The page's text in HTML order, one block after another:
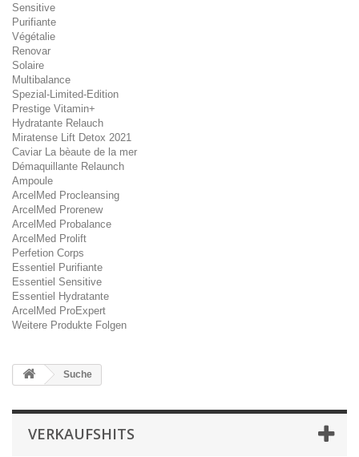
Sensitive
Purifiante
Végétalie
Renovar
Solaire
Multibalance
Spezial-Limited-Edition
Prestige Vitamin+
Hydratante Relauch
Miratense Lift Detox 2021
Caviar La bèaute de la mer
Démaquillante Relaunch
Ampoule
ArcelMed Procleansing
ArcelMed Prorenew
ArcelMed Probalance
ArcelMed Prolift
Perfetion Corps
Essentiel Purifiante
Essentiel Sensitive
Essentiel Hydratante
ArcelMed ProExpert
Weitere Produkte Folgen
Suche
VERKAUFSHITS